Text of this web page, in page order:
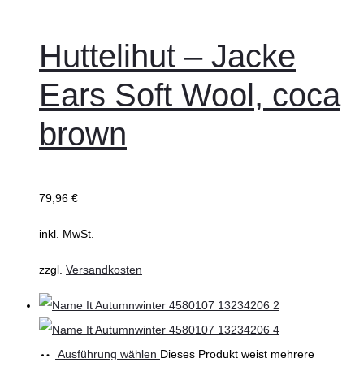
Huttelihut – Jacke
Ears Soft Wool, coca
brown
79,96 €
inkl. MwSt.
zzgl. Versandkosten
Ausführung wählen Dieses Produkt weist mehrere